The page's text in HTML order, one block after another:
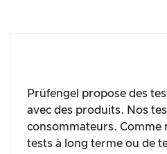
Prüfengel propose des
avec des produits. Nos
consommateurs. Comme
tests à long terme ou de